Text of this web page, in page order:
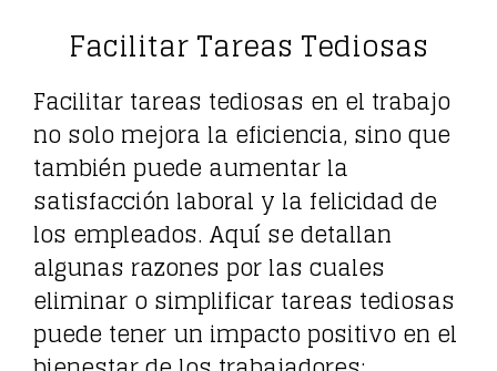
Facilitar Tareas Tediosas
Facilitar tareas tediosas en el trabajo
no solo mejora la eficiencia, sino que
también puede aumentar la
satisfacción laboral y la felicidad de
los empleados. Aquí se detallan
algunas razones por las cuales
eliminar o simplificar tareas tediosas
puede tener un impacto positivo en el